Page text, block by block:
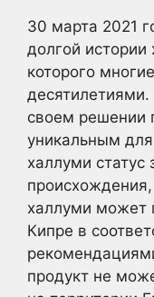
30 марта 2021
долгой
которого
своем решении
уникальным
халлуми
происхождения,
халлуми может
Кипре в
продукт не